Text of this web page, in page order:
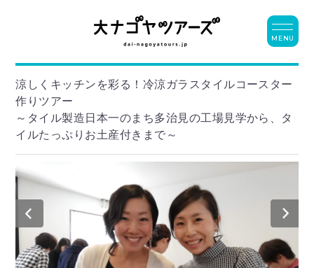
涼しくキッチンを彩る！冷涼ガラスタイルコースター
作りツアー
～タイル製造日本一のまち多治見の工場見学から、タ
イルたっぷりお土産付きまで～
MENU